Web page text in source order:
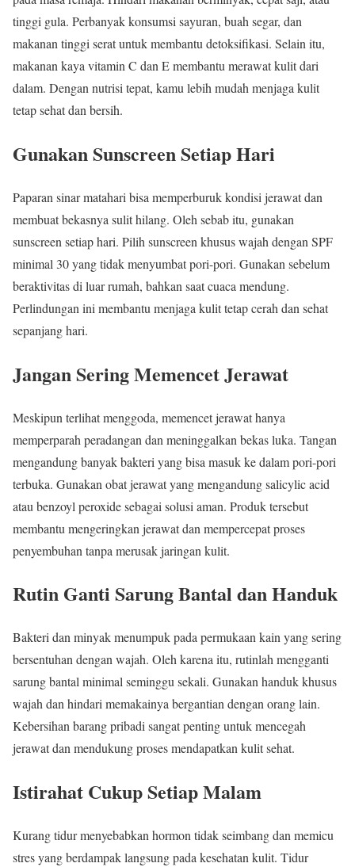
tinggi gula. Perbanyak konsumsi sayuran, buah segar, dan
makanan tinggi serat untuk membantu detoksifikasi. Selain itu,
makanan kaya vitamin C dan E membantu merawat kulit dari
dalam. Dengan nutrisi tepat, kamu lebih mudah menjaga kulit
tetap sehat dan bersih.
Gunakan Sunscreen Setiap Hari
Paparan sinar matahari bisa memperburuk kondisi jerawat dan
membuat bekasnya sulit hilang. Oleh sebab itu, gunakan
sunscreen setiap hari. Pilih sunscreen khusus wajah dengan SPF
minimal 30 yang tidak menyumbat pori-pori. Gunakan sebelum
beraktivitas di luar rumah, bahkan saat cuaca mendung.
Perlindungan ini membantu menjaga kulit tetap cerah dan sehat
sepanjang hari.
Jangan Sering Memencet Jerawat
Meskipun terlihat menggoda, memencet jerawat hanya
memperparah peradangan dan meninggalkan bekas luka. Tangan
mengandung banyak bakteri yang bisa masuk ke dalam pori-pori
terbuka. Gunakan obat jerawat yang mengandung salicylic acid
atau benzoyl peroxide sebagai solusi aman. Produk tersebut
membantu mengeringkan jerawat dan mempercepat proses
penyembuhan tanpa merusak jaringan kulit.
Rutin Ganti Sarung Bantal dan Handuk
Bakteri dan minyak menumpuk pada permukaan kain yang sering
bersentuhan dengan wajah. Oleh karena itu, rutinlah mengganti
sarung bantal minimal seminggu sekali. Gunakan handuk khusus
wajah dan hindari memakainya bergantian dengan orang lain.
Kebersihan barang pribadi sangat penting untuk mencegah
jerawat dan mendukung proses mendapatkan kulit sehat.
Istirahat Cukup Setiap Malam
Kurang tidur menyebabkan hormon tidak seimbang dan memicu
stres yang berdampak langsung pada kesehatan kulit. Tidur